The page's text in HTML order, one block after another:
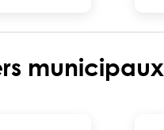
municipaux